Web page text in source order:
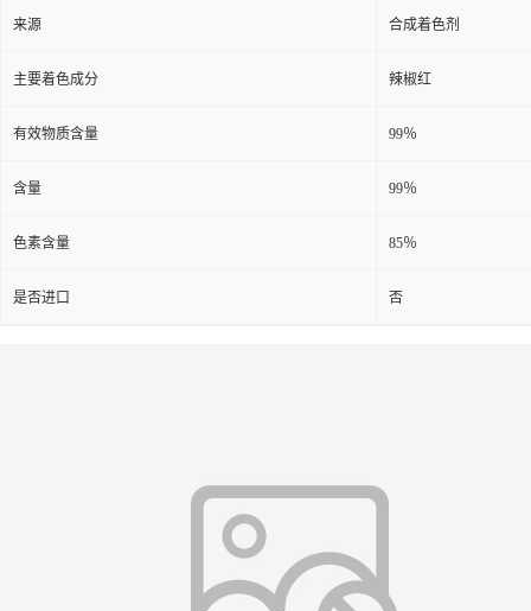
来源 合成着色剂
主要着色成分 辣椒红
有效物质含量 99％
含量 99％
色素含量 85％
是否进口 否